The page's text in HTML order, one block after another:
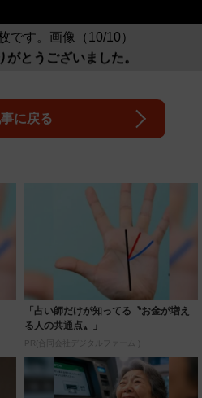
です。画像（10/10）
がとうございました。
に戻る
「占い師だけが知ってる〝お金が増え
る人の共通点〟」
PR(合同会社デジタルファーム )